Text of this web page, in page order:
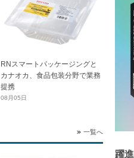
RNスマートパッケージングと
カナオカ、食品包装分野で業務
提携
08月05日
一覧へ
躍